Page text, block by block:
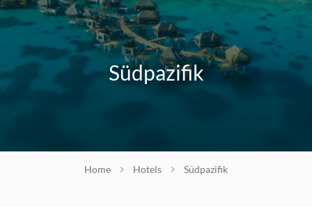
Südpazifik
Home Hotels Südpazifik